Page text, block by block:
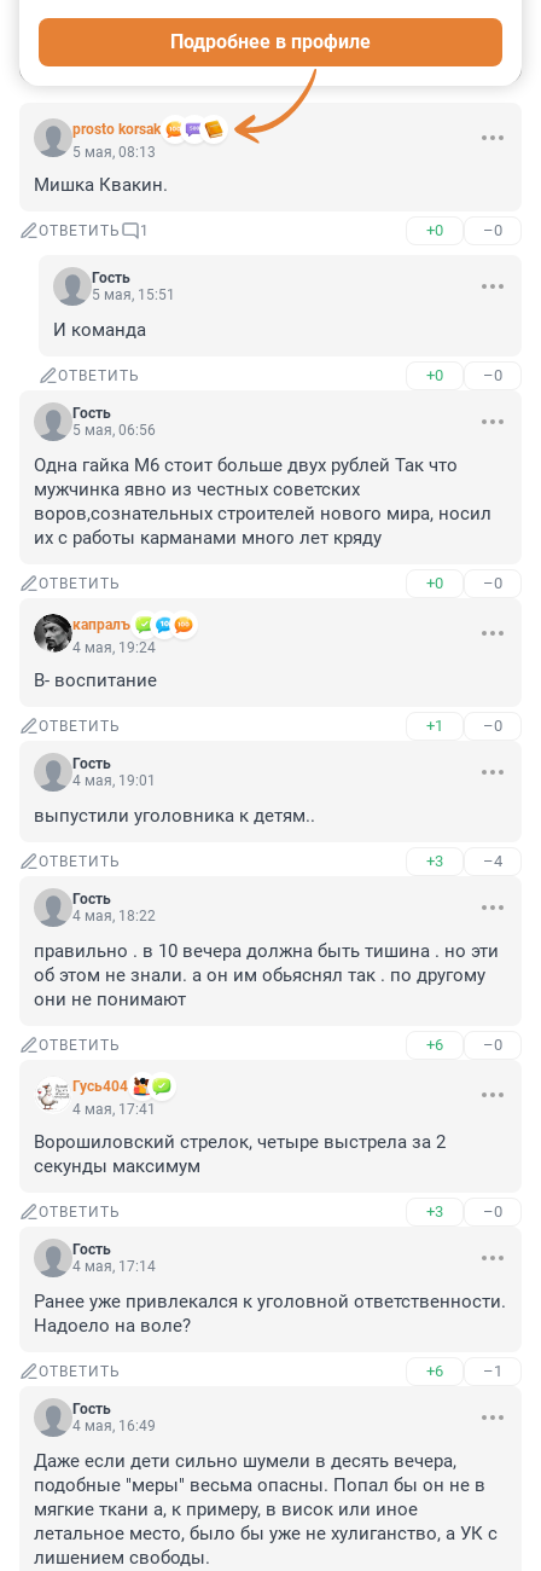
prosto korsak
Подробнее в профиле
5 мая, 08:13
Мишка Квакин.
ОТВЕТИТЬ 1 +0 –0
Гость
5 мая, 15:51
И команда
ОТВЕТИТЬ +0 –0
Гость
5 мая, 06:56
Одна гайка М6 стоит больше двух рублей Так что
мужчинка явно из честных советских
воров,сознательных строителей нового мира, носил
их с работы карманами много лет кряду
ОТВЕТИТЬ +0 –0
капралъ
4 мая, 19:24
В- воспитание
ОТВЕТИТЬ +1 –0
Гость
4 мая, 19:01
выпустили уголовника к детям..
ОТВЕТИТЬ +3 –4
Гость
4 мая, 18:22
правильно . в 10 вечера должна быть тишина . но эти
об этом не знали. а он им обьяснял так . по другому
они не понимают
ОТВЕТИТЬ +6 –0
Гусь404
4 мая, 17:41
Ворошиловский стрелок, четыре выстрела за 2
секунды максимум
ОТВЕТИТЬ +3 –0
Гость
4 мая, 17:14
Ранее уже привлекался к уголовной ответственности.
Надоело на воле?
ОТВЕТИТЬ +6 –1
Гость
4 мая, 16:49
Даже если дети сильно шумели в десять вечера,
подобные "меры" весьма опасны. Попал бы он не в
мягкие ткани а, к примеру, в висок или иное
летальное место, было бы уже не хулиганство, а УК с
лишением свободы.